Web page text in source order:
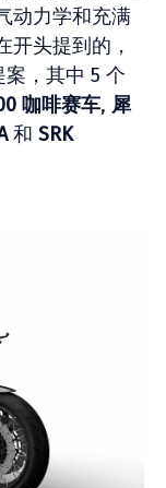
动力学和充满
开头提到的，
，其中 5 个
咖啡赛车, 犀
和 SRK